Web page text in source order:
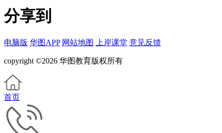
分享到
电脑版 华图APP 网站地图 上岸课堂 意见反馈
copyright ©2026 华图教育版权所有
首页